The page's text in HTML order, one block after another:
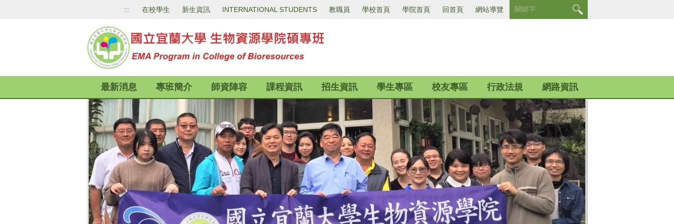
::: 在校學生 新生資訊 INTERNATIONAL STUDENTS 教職員 學校首頁 學院首頁 回首頁 網站導覽
最新消息 專班簡介 師資陣容 課程資訊 招生資訊 學生專區 校友專區 行政法規 網路資訊